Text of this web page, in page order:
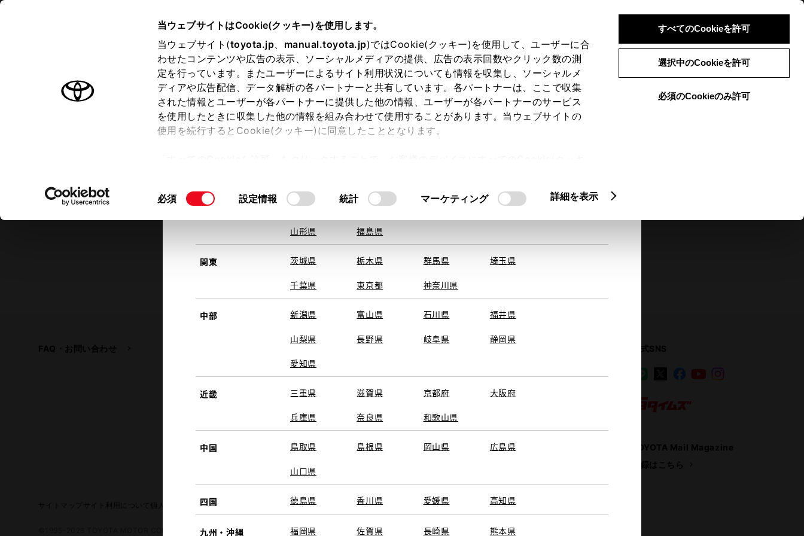
当ウェブサイトはCookie(クッキー)を使用します。
当ウェブサイト(toyota.jp、 manual.toyota.jp)ではCookie(クッキー)を使用して、ユーザーに合
わせたコンテンツや広告の表示、ソーシャルメディアの提供、広告の表示回数やクリック数の測
定を行っています。またユーザーによるサイト利用状況についても情報を収集し、ソーシャルメ
ディアや広告配信、データ解析の各パートナーと共有しています。各パートナーは、ここで収集
された情報とユーザーが各パートナーに提供した他の情報、ユーザーが各パートナーのサービス
を使用したときに収集した他の情報を組み合わせて使用することがあります。当ウェブサイトの
使用を続行するとCookie(クッキー)に同意したこととなります。
て」をご覧ください。
同
必須 設定情報 統計 マーケティング 詳細を表示
すべてのCookieを許可
選択中のCookieを許可
必須のCookieのみ許可
ログイン 検索 メニュー
オーナーサポート トピックス
現在地を取得できませんでした。
該当する地域・都道府県をお選びください。
北海道 旭川 釧路 札幌
東北 青森県 岩手県 宮城県 秋田県
山形県 福島県
関東 茨城県 栃木県 群馬県 埼玉県
千葉県 東京都 神奈川県
中部 新潟県 富山県 石川県 福井県
山梨県 長野県 岐阜県 静岡県
愛知県
近畿 三重県 滋賀県 京都府 大阪府
兵庫県 奈良県 和歌山県
中国 鳥取県 島根県 岡山県 広島県
山口県
四国 徳島県 香川県 愛媛県 高知県
九州・沖縄 福岡県 佐賀県 長崎県 熊本県
トヨタ認定中古車 メニュー
トヨタ認定中古車の魅力 3つの買い方 オンライン購入 お気に入り
申し訳ございません。
何らかの問題が発生しました。
恐れ入りますが、しばらく経ってから再度、お試し下さい。
FAQ・お問い合わせ
トヨタイムズ トヨタ中古車オンラインストア
クルマ買取
トヨタレンタカー
TOYOTA SHARE
トヨタのau/UQ
公式SNS
LINE Facebook
YouTube
TOYOTA Mail Magazine
登録はこちら
サイト利用について 個人情報の取扱いについて TOYOTAアカウント利用規約 反社会的勢力に対する基本方針企業情報 リコール情報
©1995-2026 TOYOTA MOTOR CORPORATION. ALL RIGHTS RESERVED.